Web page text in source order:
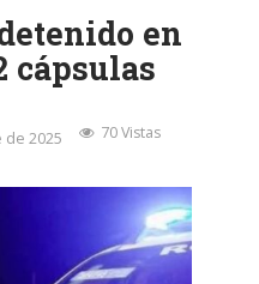
en
cápsulas
de 2025 70 Vistas